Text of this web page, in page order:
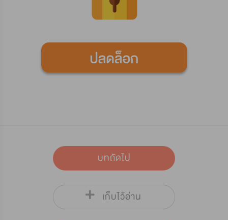
บทถัดไป
เก็บไว้อ่าน